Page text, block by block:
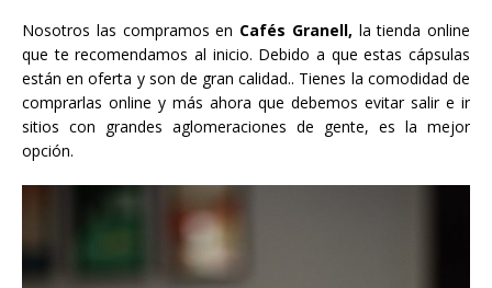
Nosotros las compramos en Cafés Granell, la tienda online
que te recomendamos al inicio. Debido a que estas cápsulas
están en oferta y son de gran calidad.. Tienes la comodidad de
comprarlas online y más ahora que debemos evitar salir e ir
sitios con grandes aglomeraciones de gente, es la mejor
opción.